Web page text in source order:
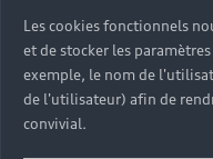
nombreux
entre des
Les cookies fonctionnels
et de stocker les
exemple, le nom de
de l'utilisateur) afin de
convivial.